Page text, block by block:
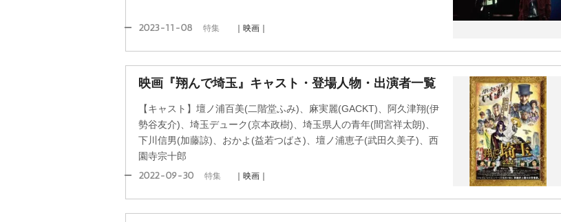
2023-11-08 特集 ｜映画｜
映画『翔んで埼玉』キャスト・登場人物・出演者一覧
【キャスト】壇ノ浦百美(二階堂ふみ)、麻実麗(GACKT)、阿久津翔(伊
勢谷友介)、埼玉デューク(京本政樹)、埼玉県人の青年(間宮祥太朗)、
下川信男(加藤諒)、おかよ(益若つばさ)、壇ノ浦恵子(武田久美子)、西
園寺宗十郎
2022-09-30 特集 ｜映画｜